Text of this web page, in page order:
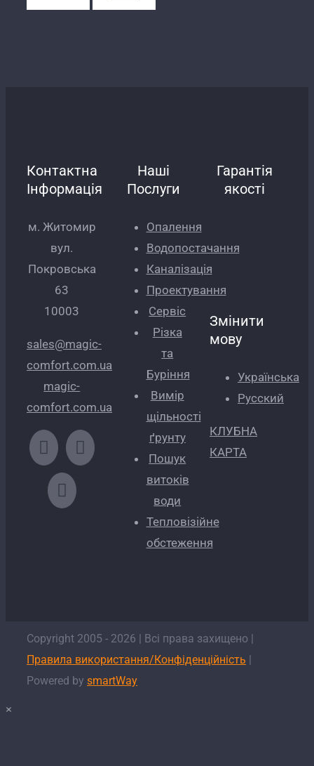
Контактна
Інформація
м. Житомир
вул.
Покровська
63
10003
sales@magic-
comfort.com.ua
magic-
comfort.com.ua
Наші
Послуги
Опалення
Водопостачання
Каналізація
Проектування
Сервіс
Різка
та
Буріння
Вимір
щільності
ґрунту
Пошук
витоків
води
Тепловізійне
обстеження
Гарантія
якості
Змінити
мову
Українська
Русский
КЛУБНА
КАРТА
Copyright 2005 - 2026 | Всі права захищено |
Правила використання/Конфіденційність |
Powered by smartWay
×